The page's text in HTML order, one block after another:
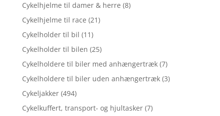
Cykelhjelme til damer & herre (8)
Cykelhjelme til race (21)
Cykelholder til bil (11)
Cykelholder til bilen (25)
Cykelholdere til biler med anhængertræk (7)
Cykelholdere til biler uden anhængertræk (3)
Cykeljakker (494)
Cykelkuffert, transport- og hjultasker (7)